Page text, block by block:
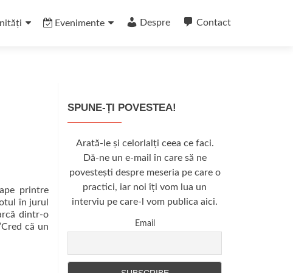
Evenimente Despre Contact
printre
în jurul
dintr-o
că un
SPUNE-ȚI POVESTEA!
Arată-le și celorlalți ceea ce faci.
Dă-ne un e-mail în care să ne
povestești despre meseria pe care o
practici, iar noi îți vom lua un
interviu pe care-l vom publica aici.
Email